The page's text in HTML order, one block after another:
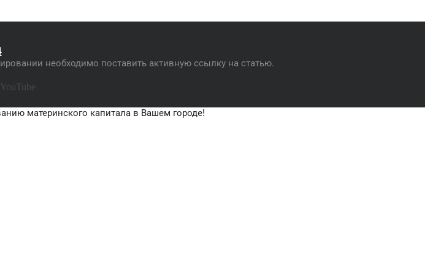
необходимо поставить активную ссылку на статью.
YouTube
материнского капитала в Вашем городе!